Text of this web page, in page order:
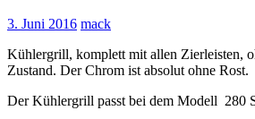
3. Juni 2016 mack
Kühlergrill, komplett mit allen Zierleisten,
Zustand. Der Chrom ist absolut ohne Rost.
Der Kühlergrill passt bei dem Modell 280